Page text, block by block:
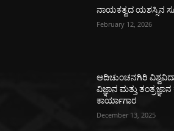
ನಾಯಕತ್ವದ ಯಶಸ್ಸಿನ
February 12, 2026
ಆದಿಚುಂಚನಗಿರಿ
ವಿಜ್ಞಾನ ಮತ್ತು
ಕಾರ್ಯಾಗಾರ
December 13, 2025